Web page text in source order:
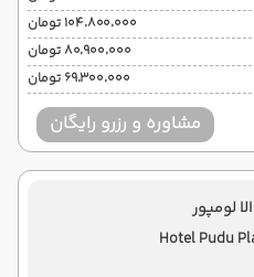
۱۰۴٬۸۰۰٬۰۰۰ تومان
۸۰٬۹۰۰٬۰۰۰ تومان
۶۹٬۳۰۰٬۰۰۰ تومان
مشاوره و رزرو رایگان
لومپور
Hotel Pudu